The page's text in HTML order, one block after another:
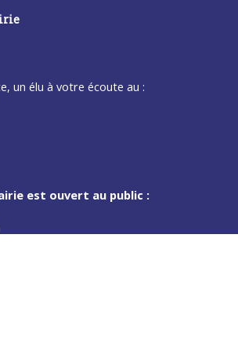
un élu à votre écoute au :
est ouvert au public :